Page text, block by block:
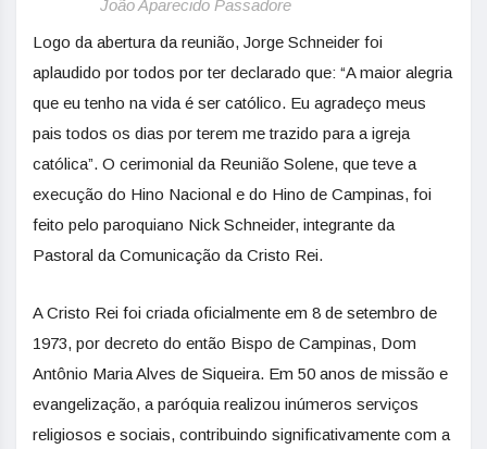
João Aparecido Passadore
Logo da abertura da reunião, Jorge Schneider foi
aplaudido por todos por ter declarado que: “A maior alegria
que eu tenho na vida é ser católico. Eu agradeço meus
pais todos os dias por terem me trazido para a igreja
católica”. O cerimonial da Reunião Solene, que teve a
execução do Hino Nacional e do Hino de Campinas, foi
feito pelo paroquiano Nick Schneider, integrante da
Pastoral da Comunicação da Cristo Rei.
A Cristo Rei foi criada oficialmente em 8 de setembro de
1973, por decreto do então Bispo de Campinas, Dom
Antônio Maria Alves de Siqueira. Em 50 anos de missão e
evangelização, a paróquia realizou inúmeros serviços
religiosos e sociais, contribuindo significativamente com a